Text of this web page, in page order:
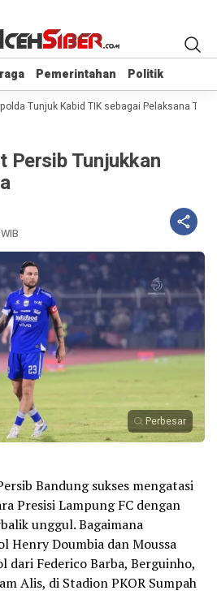
Pemerintahan Politik
Pemerintahan Politik
Tunjuk Kabid TIK sebagai Pelaksana
Persib Tunjukkan
Perbesar
Bandung sukses mengatasi
Presisi Lampung FC dengan
unggul. Bagaimana
Henry Doumbia dan Moussa
dari Federico Barba, Berguinho,
Alis, di Stadion PKOR Sumpah